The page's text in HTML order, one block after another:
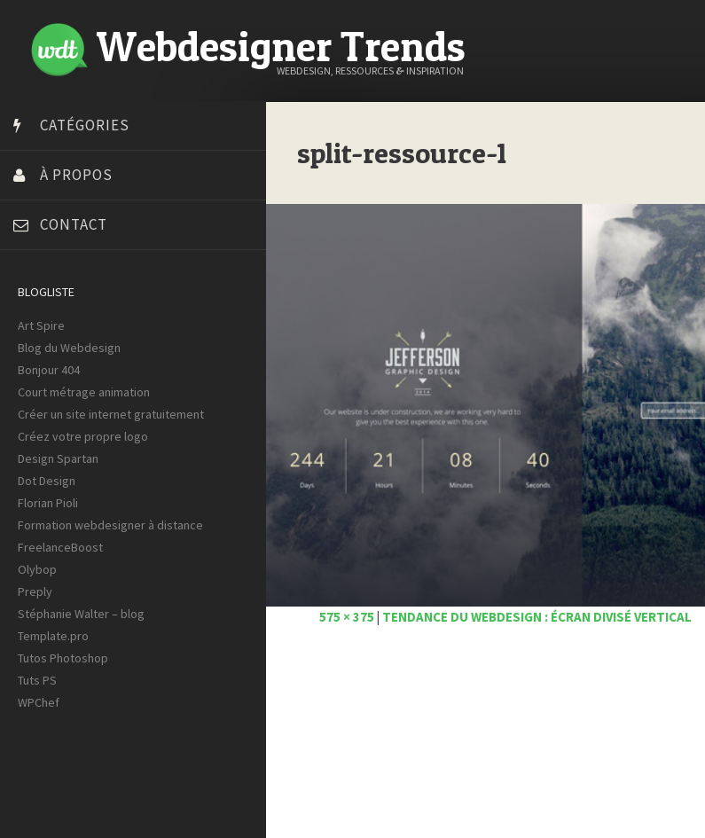
Webdesigner Trends
WEBDESIGN, RESSOURCES & INSPIRATION
CATÉGORIES
À PROPOS
CONTACT
BLOGLISTE
Art Spire
Blog du Webdesign
Bonjour 404
Court métrage animation
Créer un site internet gratuitement
Créez votre propre logo
Design Spartan
Dot Design
Florian Pioli
Formation webdesigner à distance
FreelanceBoost
Olybop
Preply
Stéphanie Walter – blog
Template.pro
Tutos Photoshop
Tuts PS
WPChef
split-ressource-1
575 × 375 | TENDANCE DU WEBDESIGN : ÉCRAN DIVISÉ VERTICAL